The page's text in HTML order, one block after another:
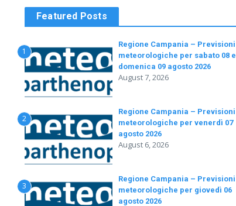
Featured Posts
1
Regione Campania – Previsioni
meteorologiche per sabato 08 e
domenica 09 agosto 2026
August 7, 2026
2
Regione Campania – Previsioni
meteorologiche per venerdì 07
agosto 2026
August 6, 2026
3
Regione Campania – Previsioni
meteorologiche per giovedì 06
agosto 2026